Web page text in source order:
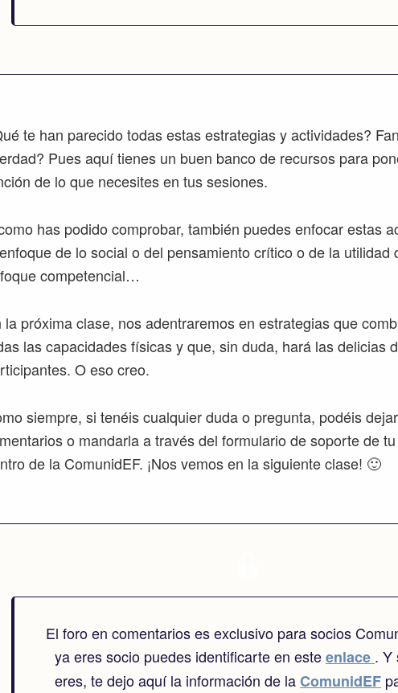
te han parecido todas estas estrategias y actividades?
Pues aquí tienes un buen banco de recursos para
de lo que necesites en tus sesiones.
has podido comprobar, también puedes enfocar estas
de lo social o del pensamiento crítico o de la utilidad
competencial…
la próxima clase, nos adentraremos en estrategias que
las capacidades físicas y que, sin duda, hará las delicias
O eso creo.
siempre, si tenéis cualquier duda o pregunta, podéis
o mandarla a través del formulario de soporte de
de la ComunidEF. ¡Nos vemos en la siguiente clase! 🙂
El foro en comentarios es exclusivo para socios
ya eres socio puedes identificarte en esteenlace . Y
eres, te dejo aquí la información de laComunidEF